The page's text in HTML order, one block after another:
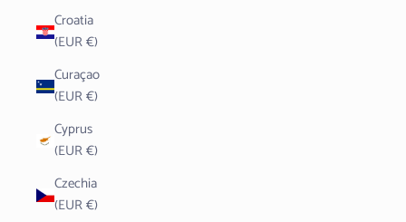
Croatia
(EUR €)
Curaçao
(EUR €)
Cyprus
(EUR €)
Czechia
(EUR €)